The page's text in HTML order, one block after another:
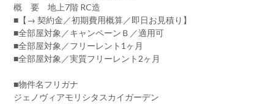
概 要 地上7階 RC造
■【→ 契約金／初期費用概算／即日お見積り】
■全部屋対象／キャンペーンＢ／適用可
■全部屋対象／フリーレント1ヶ月
■全部屋対象／実質フリーレント2ヶ月
■物件名フリガナ
ジェノヴィアモリシタスカイガーデン